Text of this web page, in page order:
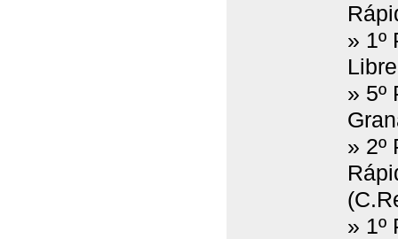
» 1º
» 5º
» 2º
» 1º